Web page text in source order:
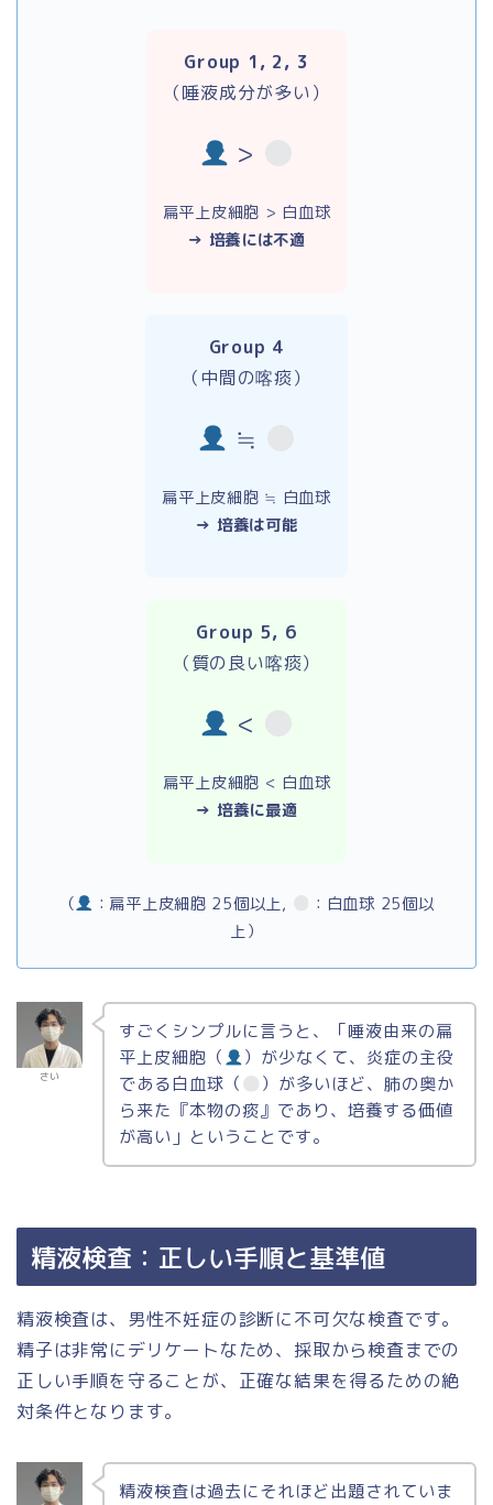
Group 1, 2, 3
（唾液成分が多い）
>
扁平上皮細胞 > 白血球
→ 培養には不適
Group 4
（中間の喀痰）
≒
扁平上皮細胞 ≒ 白血球
→ 培養は可能
Group 5, 6
（質の良い喀痰）
<
扁平上皮細胞 < 白血球
→ 培養に最適
（ ：扁平上皮細胞 25個以上,
：白血球 25個以
上）
さい
すごくシンプルに言うと、「唾液由来の扁
平上皮細胞（
）が少なくて、炎症の主役
である白血球（
）が多いほど、肺の奥か
ら来た『本物の痰』であり、培養する価値
が高い」ということです。
精液検査：正しい手順と基準値
精液検査は、男性不妊症の診断に不可欠な検査です。
精子は非常にデリケートなため、採取から検査までの
正しい手順を守ることが、正確な結果を得るための絶
対条件となります。
精液検査は過去にそれほど出題されていま